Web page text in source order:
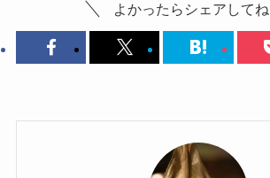
よかったらシェアしてね